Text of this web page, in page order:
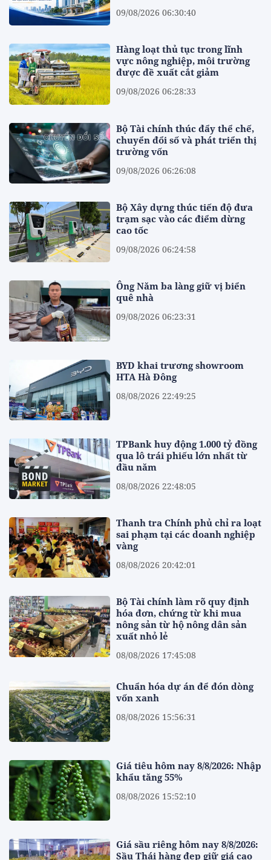
09/08/2026 06:30:40
Hàng loạt thủ tục trong lĩnh
vực nông nghiệp, môi trường
được đề xuất cắt giảm
09/08/2026 06:28:33
Bộ Tài chính thúc đẩy thể chế,
chuyển đổi số và phát triển thị
trường vốn
09/08/2026 06:26:08
Bộ Xây dựng thúc tiến độ đưa
trạm sạc vào các điểm dừng
cao tốc
09/08/2026 06:24:58
Ông Năm ba làng giữ vị biển
quê nhà
09/08/2026 06:23:31
BYD khai trương showroom
HTA Hà Đông
08/08/2026 22:49:25
TPBank huy động 1.000 tỷ đồng
qua lô trái phiếu lớn nhất từ
đầu năm
08/08/2026 22:48:05
Thanh tra Chính phủ chỉ ra loạt
sai phạm tại các doanh nghiệp
vàng
08/08/2026 20:42:01
Bộ Tài chính làm rõ quy định
hóa đơn, chứng từ khi mua
nông sản từ hộ nông dân sản
xuất nhỏ lẻ
08/08/2026 17:45:08
Chuẩn hóa dự án để đón dòng
vốn xanh
08/08/2026 15:56:31
Giá tiêu hôm nay 8/8/2026: Nhập
khẩu tăng 55%
08/08/2026 15:52:10
Giá sầu riêng hôm nay 8/8/2026:
Sầu Thái hàng đẹp giữ giá cao